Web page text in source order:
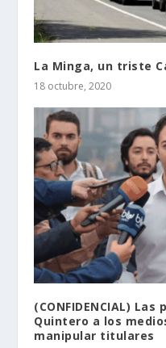
La Minga, un triste
18 octubre, 2020
(CONFIDENCIAL)
Quintero a los
manipular titulares